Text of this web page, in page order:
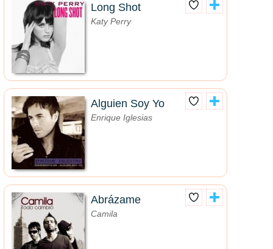
Long Shot
Katy Perry
Alguien Soy Yo
Enrique Iglesias
Abrázame
Camila